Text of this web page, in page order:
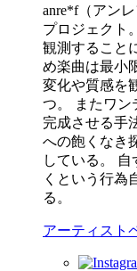
anre*f（アン
プロジェクト
観測すること
め楽曲は最小
変化や質感を
つ。 またワン
完成させる手
への飽くなき
している。
くという行為
る。
アーティスト